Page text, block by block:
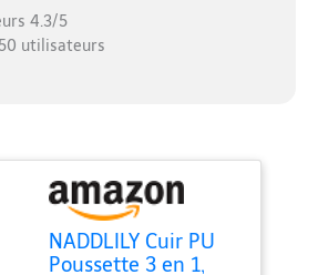
4.3/5
utilisateurs
NADDLILY Cuir PU
Poussette 3 en 1,